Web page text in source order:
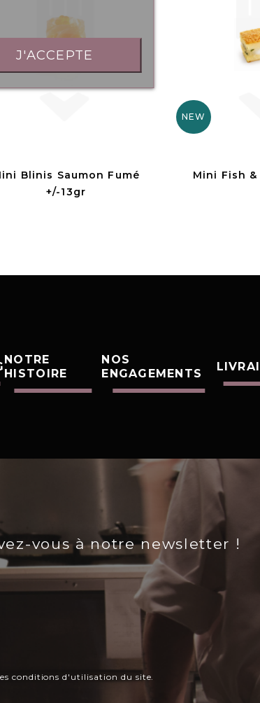
Blinis Saumon Fumé
+/-13gr
NEW
Mini Fish &
NOTRE
HISTOIRE
NOS
ENGAGEMENTS
vous à notre newsletter !
conditions d'utilisation du site.
J'ACCEPTE